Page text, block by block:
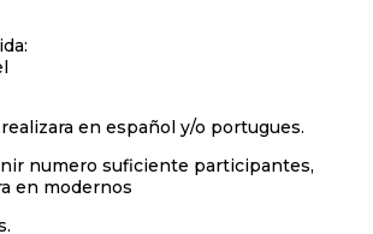
en español y/o portugues.
numero suficiente participantes,
en modernos